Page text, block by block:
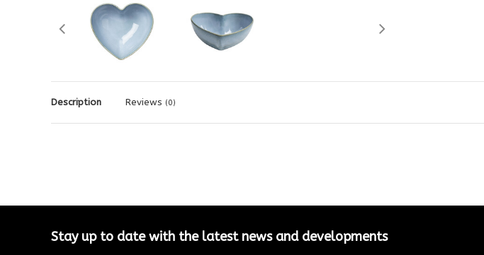
Description Reviews (0)
Stay up to date with the latest news and developments